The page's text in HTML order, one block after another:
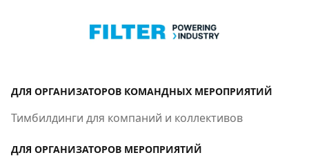
ДЛЯ ОРГАНИЗАТОРОВ КОМАНДНЫХ МЕРОПРИЯТИЙ
Тимбилдинги для компаний и коллективов
ДЛЯ ОРГАНИЗАТОРОВ МЕРОПРИЯТИЙ